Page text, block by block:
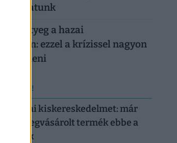
bukhatunk
ketyeg a hazai
ezzel a krízissel nagyon
kezdeni
LE!
európai kiskereskedelmet: már
megvásárolt termék ebbe a